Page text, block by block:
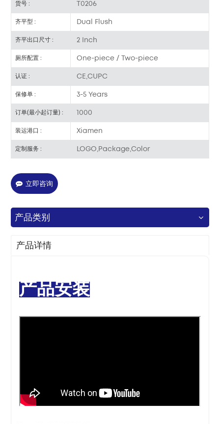
货号 : T0206
齐平型 : Dual Flush
齐平出口尺寸 : 2 Inch
厕所配置 : One-piece / Two-piece
认证 : CE,CUPC
保修单 : 3-5 Years
订单(最小起订量) : 1000
装运港口 : Xiamen
定制服务 : LOGO,Package,Color
立即咨询
产品类别
产品详情
产品安装